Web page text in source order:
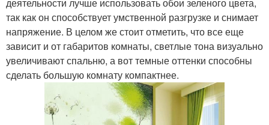
так как он способствует умственной разгрузке и снимает
напряжение. В целом же стоит отметить, что все еще
зависит и от габаритов комнаты, светлые тона визуально
увеличивают спальню, а вот темные оттенки способны
сделать большую комнату компактнее.